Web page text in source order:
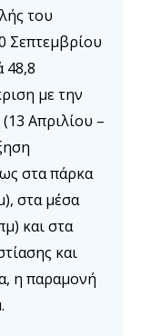
του
Σεπτεμβρίου
48,8
με την
Απριλίου –
στα πάρκα
στα μέσα
και στα
και
η παραμονή